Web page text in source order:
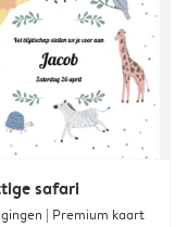
safari
| Premium kaart